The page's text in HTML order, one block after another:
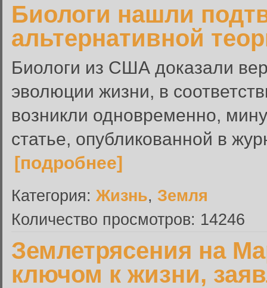
Биологи нашли
альтернативной
Биологи из США доказали
эволюции жизни, в
возникли одновременно,
статье, опубликованной в
[подробнее]
Категория: Жизнь, Земля
Количество просмотров: 14246
Землетрясения на
ключом к жизни,